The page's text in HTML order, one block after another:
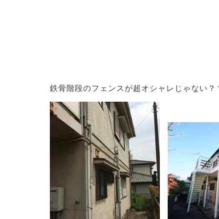
鉄骨階段のフェンスが超オシャレじゃない？